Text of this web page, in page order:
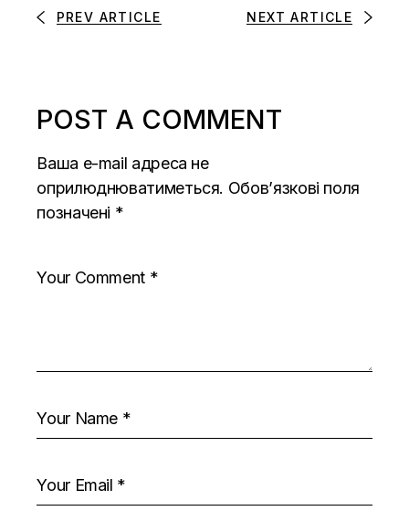
PREV ARTICLE NEXT ARTICLE
POST A COMMENT
Ваша e-mail адреса не
оприлюднюватиметься. Обов’язкові поля
позначені *